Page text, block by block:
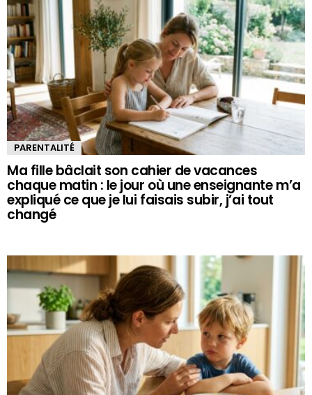
PARENTALITÉ
Ma fille bâclait son cahier de vacances
chaque matin : le jour où une enseignante m’a
expliqué ce que je lui faisais subir, j’ai tout
changé